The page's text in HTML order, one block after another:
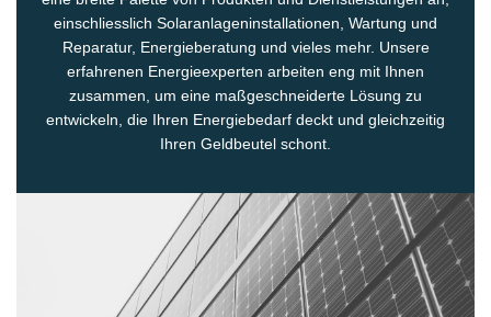
einschliesslich Solaranlageninstallationen, Wartung und
Reparatur, Energieberatung und vieles mehr. Unsere
erfahrenen Energieexperten arbeiten eng mit Ihnen
zusammen, um eine maßgeschneiderte Lösung zu
entwickeln, die Ihren Energiebedarf deckt und gleichzeitig
Ihren Geldbeutel schont.